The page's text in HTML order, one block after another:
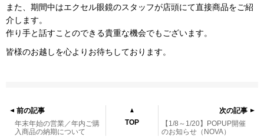
また、期間中はエクセル眼鏡のスタッフが店頭にて直接商品をご紹
介します。
作り手と話すことのできる貴重な機会でもございます。
皆様のお越しを心よりお待ちしております。
前の記事
年末年始の営業／年内ご購
入商品の納期について
TOP
次の記事
【1/8～1/20】POPUP開催
のお知らせ（NOVA）